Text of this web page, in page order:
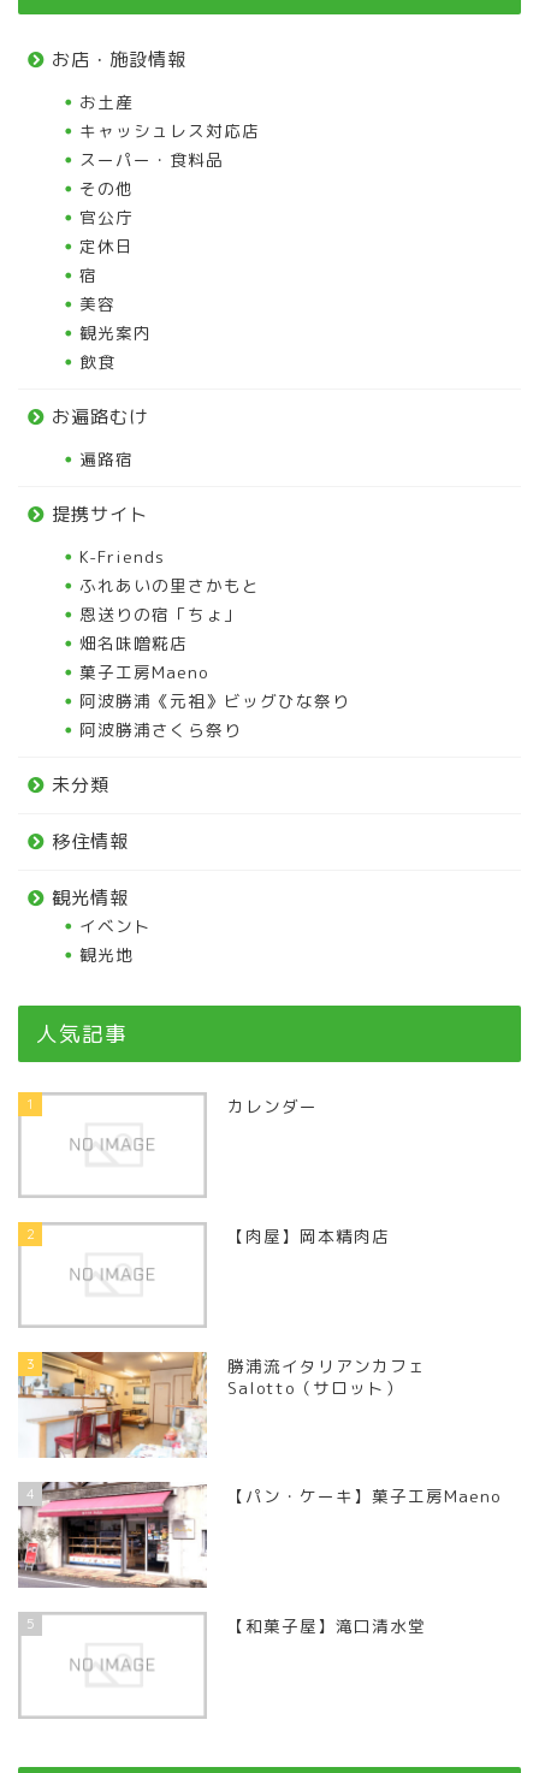
お店・施設情報
お土産
キャッシュレス対応店
スーパー・食料品
その他
官公庁
定休日
宿
美容
観光案内
飲食
お遍路むけ
遍路宿
提携サイト
K-Friends
ふれあいの里さかもと
恩送りの宿「ちょ」
畑名味噌糀店
菓子工房Maeno
阿波勝浦《元祖》ビッグひな祭り
阿波勝浦さくら祭り
未分類
移住情報
観光情報
イベント
観光地
人気記事
1 カレンダー
2 【肉屋】岡本精肉店
3
勝浦流イタリアンカフェ
Salotto（サロット）
4 【パン・ケーキ】菓子工房Maeno
5 【和菓子屋】滝口清水堂